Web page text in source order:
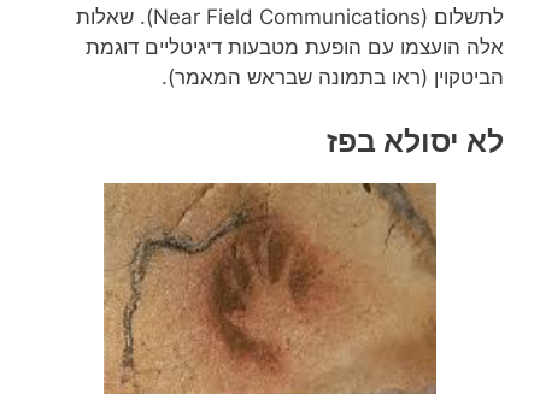
לתשלום (Near Field Communications). שאלות
אלה הועצמו עם הופעת מטבעות דיגיטליים דוגמת
הביטקוין (ראו בתמונה שבראש המאמר).
לא יסולא בפז